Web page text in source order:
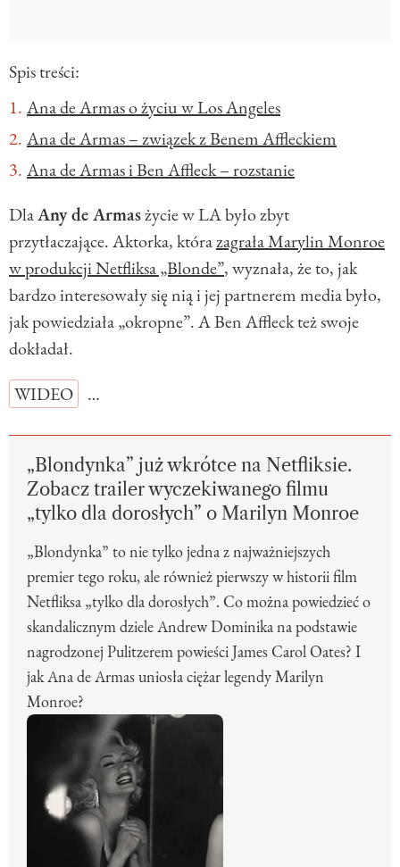
Spis treści:
Ana de Armas o życiu w Los Angeles
Ana de Armas – związek z Benem Affleckiem
Ana de Armas i Ben Affleck – rozstanie
DlaAny de Armasżycie w LA było zbyt
przytłaczające. Aktorka, którazagrała Marylin Monroe
w produkcji Netfliksa „Blonde”, wyznała, że to, jak
bardzo interesowały się nią i jej partnerem media było,
jak powiedziała „okropne”. A Ben Affleck też swoje
dokładał.
WIDEO
…
„Blondynka” już wkrótce na Netfliksie.
Zobacz trailer wyczekiwanego filmu
„tylko dla dorosłych” o Marilyn Monroe
„Blondynka” to nie tylko jedna z najważniejszych
premier tego roku, ale również pierwszy w historii film
Netfliksa „tylko dla dorosłych”. Co można powiedzieć o
skandalicznym dziele Andrew Dominika na podstawie
nagrodzonej Pulitzerem powieści James Carol Oates? I
jak Ana de Armas uniosła ciężar legendy Marilyn
Monroe?